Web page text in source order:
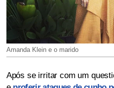
Amanda Klein e o marido
Após se irritar com um